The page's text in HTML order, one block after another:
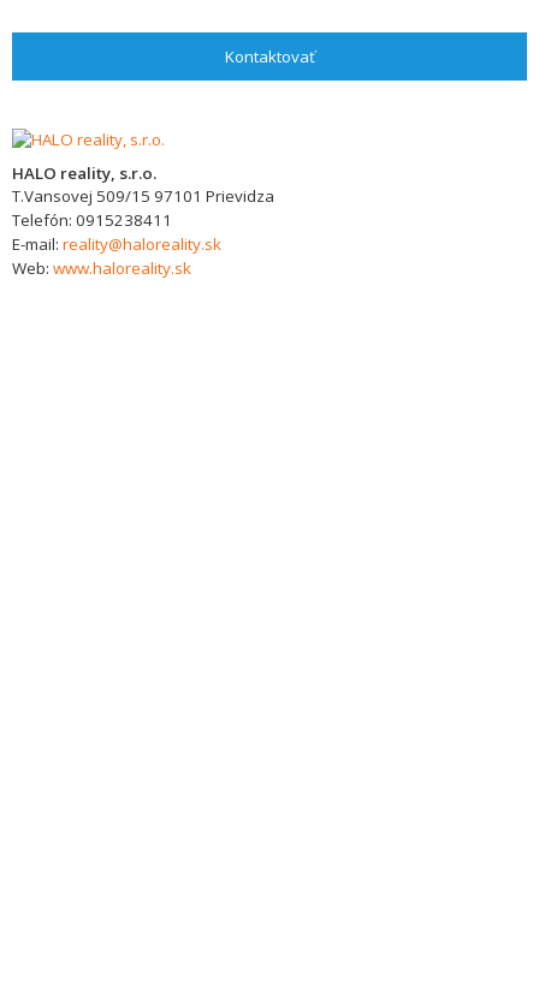
Kontaktovať
HALO reality, s.r.o.
T.Vansovej 509/15 97101 Prievidza
Telefón: 0915238411
E-mail: reality@haloreality.sk
Web: www.haloreality.sk